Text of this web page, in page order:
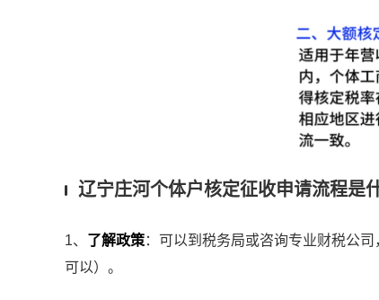
辽宁庄河个体户核定征收申请流程是
1、 了解政策：可以到税务局或咨询专业财税公
可以）。